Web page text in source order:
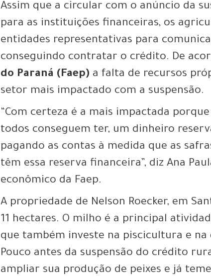
Assim que a circular com o anúncio da
para as instituições financeiras, os
entidades representativas para
conseguindo contratar o crédito. De
do Paraná (Faep) a falta de recursos
setor mais impactado com a suspensão.
“Com certeza é a mais impactada
todos conseguem ter, um dinheiro
pagando as contas à medida que as
têm essa reserva financeira”, diz Ana
econômico da Faep.
A propriedade de Nelson Roecker, em
11 hectares. O milho é a principal
que também investe na piscicultura e
Pouco antes da suspensão do crédito
ampliar sua produção de peixes e já